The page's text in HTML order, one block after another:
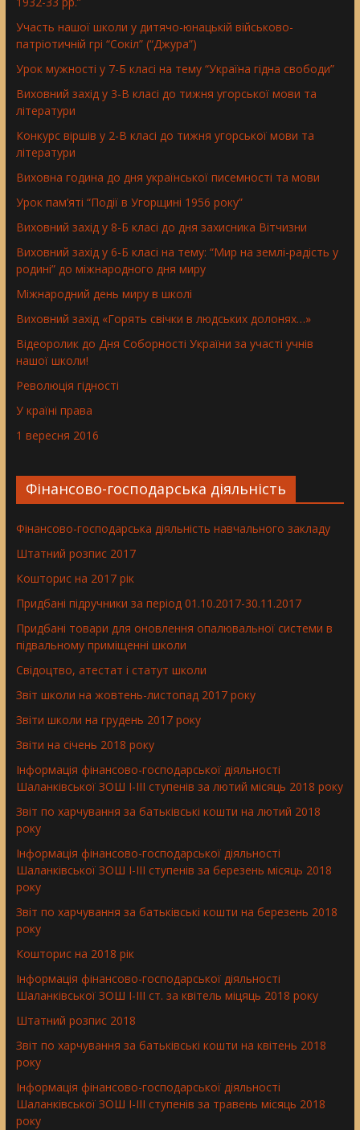
Участь нашої школи у дитячо-юнацькій військово-
патріотичній грі “Сокіл” (“Джура”)
Урок мужності у 7-Б класі на тему “Україна гідна свободи”
Виховний захід у 3-В класі до тижня угорської мови та
літератури
Конкурс віршів у 2-В класі до тижня угорської мови та
літератури
Виховна година до дня української писемності та мови
Урок пам’яті “Події в Угорщині 1956 року”
Виховний захід у 8-Б класі до дня захисника Вітчизни
Виховний захід у 6-Б класі на тему: “Мир на землі-радість у
родині” до міжнародного дня миру
Міжнародний день миру в школі
Виховний захід «Горять свічки в людських долонях…»
Відеоролик до Дня Соборності України за участі учнів
нашої школи!
Революція гідності
У країні права
1 вересня 2016
Фінансово-господарська діяльність
Фінансово-господарська діяльність навчального закладу
Штатний розпис 2017
Кошторис на 2017 рік
Придбані підручники за період 01.10.2017-30.11.2017
Придбані товари для оновлення опалювальної системи в
підвальному приміщенні школи
Свідоцтво, атестат і статут школи
Звіт школи на жовтень-листопад 2017 року
Звіти школи на грудень 2017 року
Звіти на січень 2018 року
Інформація фінансово-господарської діяльності
Шаланківської ЗОШ І-ІІІ ступенів за лютий місяць 2018 року
Звіт по харчування за батьківські кошти на лютий 2018
року
Інформація фінансово-господарської діяльності
Шаланківської ЗОШ І-ІІІ ступенів за березень місяць 2018
року
Звіт по харчування за батьківські кошти на березень 2018
року
Кошторис на 2018 рік
Інформація фінансово-господарської діяльності
Шаланківської ЗОШ І-ІІІ ст. за квітель міцяць 2018 року
Штатний розпис 2018
Звіт по харчування за батьківські кошти на квітень 2018
року
Інформація фінансово-господарської діяльності
Шаланківської ЗОШ І-ІІІ ступенів за травень місяць 2018
року